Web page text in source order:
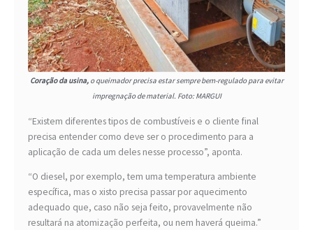
Coração da usina,o queimador precisa estar sempre bem-regulado para evitar
impregnação de material. Foto: MARGUI
“Existem diferentes tipos de combustíveis e o cliente final
precisa entender como deve ser o procedimento para a
aplicação de cada um deles nesse processo”, aponta.
“O diesel, por exemplo, tem uma temperatura ambiente
específica, mas o xisto precisa passar por aquecimento
adequado que, caso não seja feito, provavelmente não
resultará na atomização perfeita, ou nem haverá queima.”